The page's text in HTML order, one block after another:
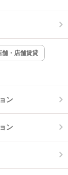
ネット無料
舗・店舗賃貸
ン
ン